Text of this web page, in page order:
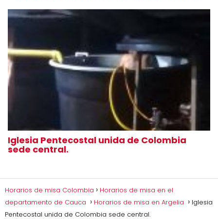
Iglesia Pentecostal unida de Colombia
sede central.
Horarios de misa Colombia
Horarios de misa en el
departamento de Cauca
Horarios de misa en Argelia
Iglesia
Pentecostal unida de Colombia sede central.